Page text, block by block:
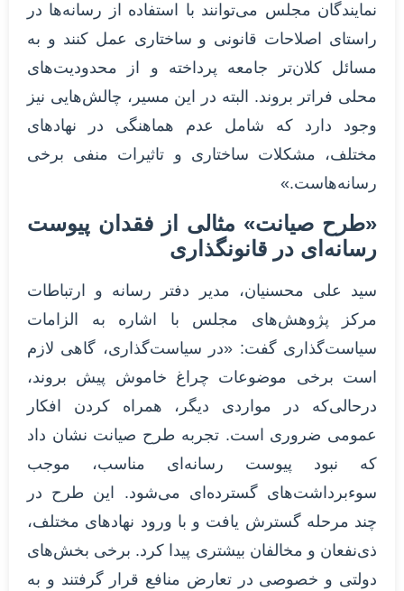
نمایندگان مجلس می‌توانند با استفاده از رسانه‌ها در
راستای اصلاحات قانونی و ساختاری عمل کنند و به
مسائل کلان‌تر جامعه پرداخته و از محدودیت‌های
محلی فراتر بروند. البته در این مسیر، چالش‌هایی نیز
وجود دارد که شامل عدم هماهنگی در نهادهای
مختلف، مشکلات ساختاری و تاثیرات منفی برخی
رسانه‌هاست.»
«طرح صیانت» مثالی از فقدان پیوست
رسانه‌ای در قانونگذاری
سید علی محسنیان، مدیر دفتر رسانه‌ و ارتباطات
مرکز پژوهش‌های مجلس با اشاره به الزامات
سیاست‌گذاری گفت: «در سیاست‌گذاری، گاهی لازم
است برخی موضوعات چراغ خاموش پیش بروند،
درحالی‌که در مواردی دیگر، همراه کردن افکار
عمومی ضروری است. تجربه طرح صیانت نشان داد
که نبود پیوست رسانه‌ای مناسب، موجب
سوءبرداشت‌های گسترده‌ای می‌شود. این طرح در
چند مرحله گسترش یافت و با ورود نهادهای مختلف،
ذی‌نفعان و مخالفان بیشتری پیدا کرد. برخی بخش‌های
دولتی و خصوصی در تعارض منافع قرار گرفتند و به